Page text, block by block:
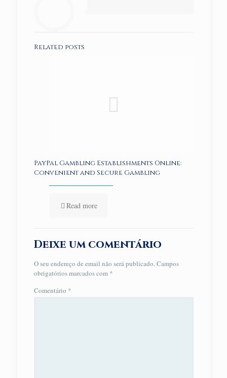
Related posts
PayPal Gambling Establishments Online:
Convenient and Secure Gambling
Read more
Deixe um comentário
O seu endereço de email não será publicado.Campos
obrigatórios marcados com *
Comentário *